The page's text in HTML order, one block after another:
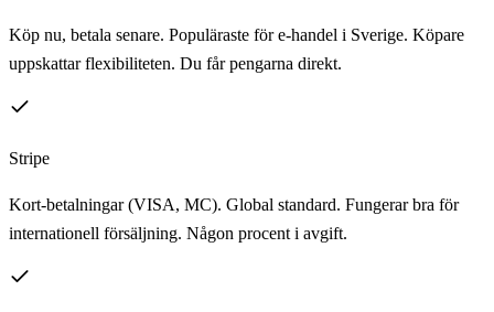
Köp nu, betala senare. Populäraste för e-handel i Sverige. Köpare
uppskattar flexibiliteten. Du får pengarna direkt.
Stripe
Kort-betalningar (VISA, MC). Global standard. Fungerar bra för
internationell försäljning. Någon procent i avgift.